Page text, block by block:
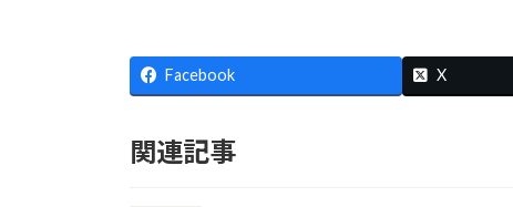
Facebook X
関連記事